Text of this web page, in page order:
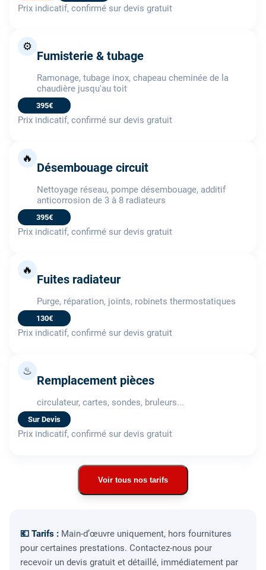
Prix indicatif, confirmé sur devis gratuit
⚙️
Fumisterie & tubage
Ramonage, tubage inox, chapeau cheminée de la
chaudière jusqu'au toit
395€
Prix indicatif, confirmé sur devis gratuit
🔥
Désembouage circuit
Nettoyage réseau, pompe désembouage, additif
anticorrosion de 3 à 8 radiateurs
395€
Prix indicatif, confirmé sur devis gratuit
🔥
Fuites radiateur
Purge, réparation, joints, robinets thermostatiques
130€
Prix indicatif, confirmé sur devis gratuit
♨
Remplacement pièces
circulateur, cartes, sondes, bruleurs...
Sur Devis
Prix indicatif, confirmé sur devis gratuit
Voir tous nos tarifs
💶 Tarifs : Main-d’œuvre uniquement, hors fournitures
pour certaines prestations. Contactez-nous pour
recevoir un devis gratuit et détaillé, immédiatement par